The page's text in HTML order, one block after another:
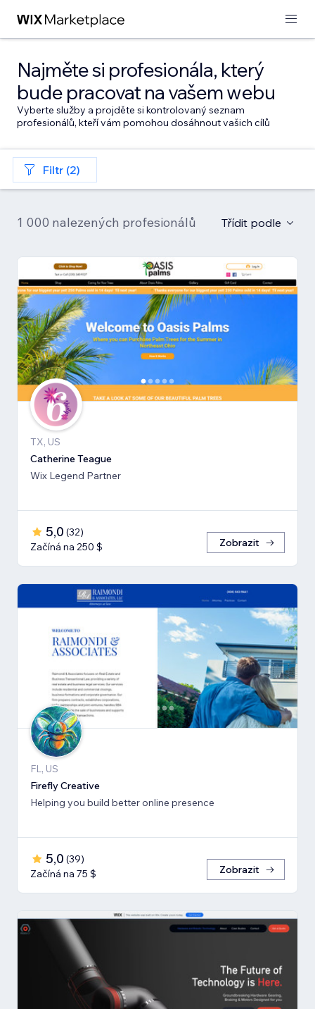
Najměte si profesionála, který
bude pracovat na vašem webu
Vyberte služby a projděte si kontrolovaný seznam
profesionálů, kteří vám pomohou dosáhnout vašich cílů
Filtr (2)
1 000 nalezených profesionálů Třídit podle
TX, US
Catherine Teague
Wix Legend Partner
5,0 (32)
Začíná na 250 $
Zobrazit
FL, US
Firefly Creative
Helping you build better online presence
5,0 (39)
Začíná na 75 $
Zobrazit